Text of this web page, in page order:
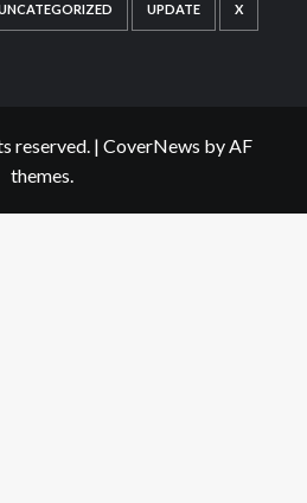
UPDATE X
reserved. | CoverNews by AF
themes.